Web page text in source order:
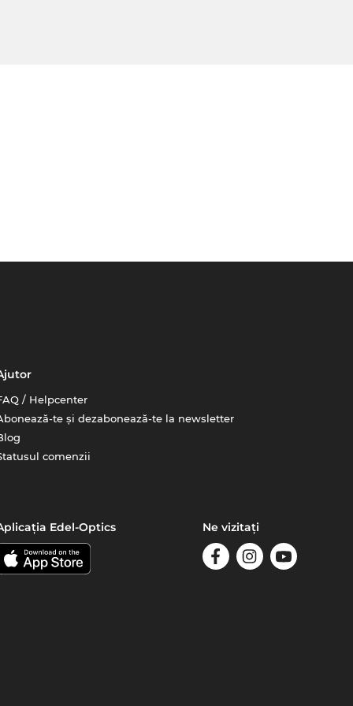
/ Helpcenter
te și dezabonează-te la newsletter
comenzii
Edel-Optics Ne vizitați